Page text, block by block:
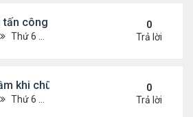
công 56 người
Thứ 6 Tháng 7 29, 2022 1:39 pm
0
Trả lời
khi chữa ho tại nhà
Thứ 6 Tháng 7 29, 2022 12:39 pm
0
Trả lời